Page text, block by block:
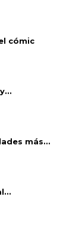
cómic
más...